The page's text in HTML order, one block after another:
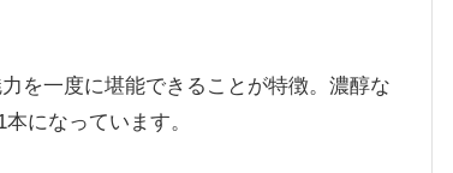
を一度に堪能できることが特徴。濃醇な
になっています。